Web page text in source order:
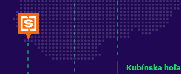
Kubínska hoľa